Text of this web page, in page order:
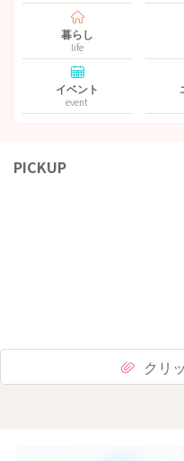
暮らし
life
イベント
event
PICKUP
クリ